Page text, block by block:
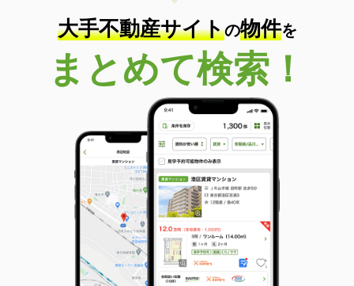
大手不動産サイトの物件を
まとめて検索！